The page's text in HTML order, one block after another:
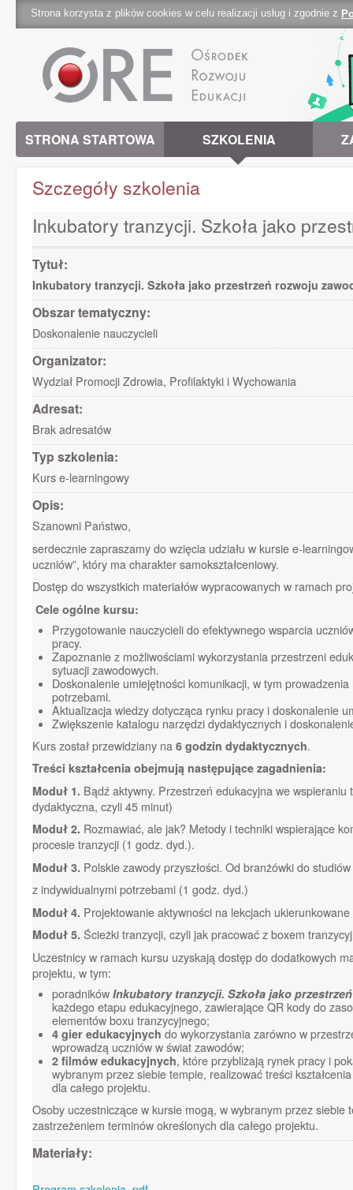
Strona korzysta z plików cookies w celu realizacji usług i zgodnie z
STRONA STARTOWA SZKOLENIA
Szczegóły szkolenia
Inkubatory tranzycji. Szkoła jako
Tytuł:
Inkubatory tranzycji. Szkoła jako przestrzeń rozwoju
Obszar tematyczny:
Doskonalenie nauczycieli
Organizator:
Wydział Promocji Zdrowia, Profilaktyki i Wychowania
Adresat:
Brak adresatów
Typ szkolenia:
Kurs e-learningowy
Opis:
Szanowni Państwo,
serdecznie zapraszamy do wzięcia udziału w kursie e-
uczniów”, który ma charakter samokształceniowy.
Dostęp do wszystkich materiałów wypracowanych w ramach
Cele ogólne kursu:
Przygotowanie nauczycieli do efektywnego wsparcia
pracy.
Zapoznanie z możliwościami wykorzystania przestrzeni
sytuacji zawodowych.
Doskonalenie umiejętności komunikacji, w tym
potrzebami.
Aktualizacja wiedzy dotycząca rynku pracy i doskonalenie
Zwiększenie katalogu narzędzi dydaktycznych i
Kurs został przewidziany na 6 godzin dydaktycznych.
Treści kształcenia obejmują następujące zagadnienia:
Moduł 1. Bądź aktywny. Przestrzeń edukacyjna we
dydaktyczna, czyli 45 minut)
Moduł 2. Rozmawiać, ale jak? Metody i techniki wspierające
procesie tranzycji (1 godz. dyd.).
Moduł 3. Polskie zawody przyszłości. Od branżówki do
z indywidualnymi potrzebami (1 godz. dyd.)
Moduł 4. Projektowanie aktywności na lekcjach
Moduł 5. Ścieżki tranzycji, czyli jak pracować z boxem
Uczestnicy w ramach kursu uzyskają dostęp do dodatkowych
projektu, w tym:
poradników Inkubatory tranzycji. Szkoła jako
każdego etapu edukacyjnego, zawierające QR kody do
elementów boxu tranzycyjnego;
4 gier edukacyjnych do wykorzystania zarówno w
wprowadzą uczniów w świat zawodów;
2 filmów edukacyjnych, które przybliżają rynek pracy i
wybranym przez siebie tempie, realizować treści
dla całego projektu.
Osoby uczestniczące w kursie mogą, w wybranym przez siebie
zastrzeżeniem terminów określonych dla całego projektu.
Materiały: